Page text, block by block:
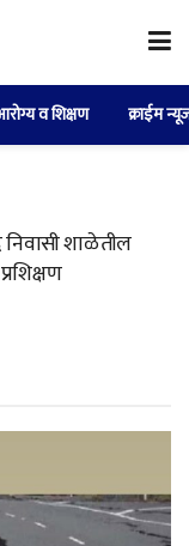
व शिक्षण क्राईम
शाळेतील